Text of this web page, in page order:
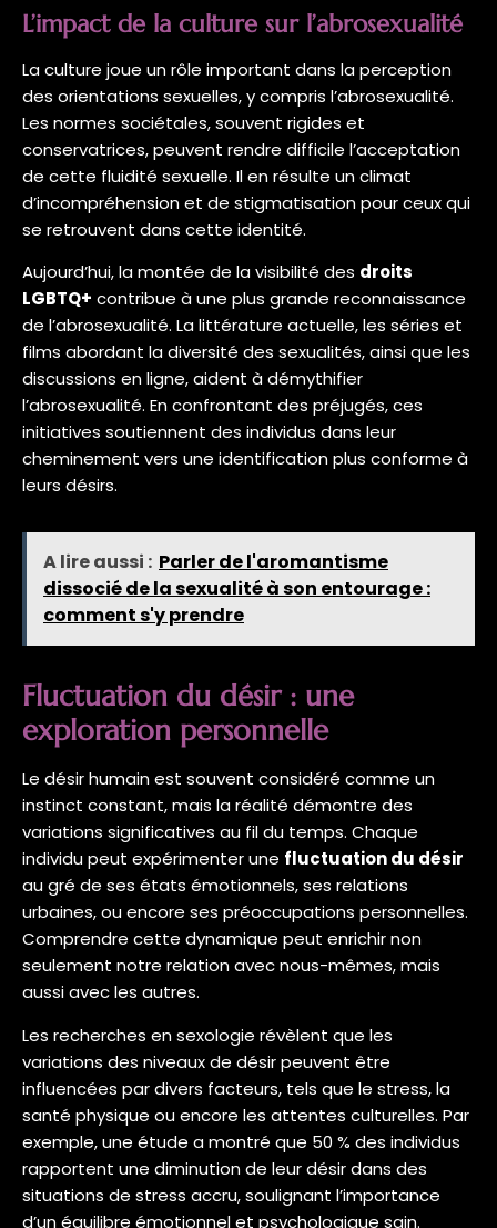
L’impact de la culture sur l’abrosexualité
La culture joue un rôle important dans la perception
des orientations sexuelles, y compris l’abrosexualité.
Les normes sociétales, souvent rigides et
conservatrices, peuvent rendre difficile l’acceptation
de cette fluidité sexuelle. Il en résulte un climat
d’incompréhension et de stigmatisation pour ceux qui
se retrouvent dans cette identité.
Aujourd’hui, la montée de la visibilité des droits
LGBTQ+ contribue à une plus grande reconnaissance
de l’abrosexualité. La littérature actuelle, les séries et
films abordant la diversité des sexualités, ainsi que les
discussions en ligne, aident à démythifier
l’abrosexualité. En confrontant des préjugés, ces
initiatives soutiennent des individus dans leur
cheminement vers une identification plus conforme à
leurs désirs.
A lire aussi : Parler de l'aromantisme
dissocié de la sexualité à son entourage :
comment s'y prendre
Fluctuation du désir : une
exploration personnelle
Le désir humain est souvent considéré comme un
instinct constant, mais la réalité démontre des
variations significatives au fil du temps. Chaque
individu peut expérimenter une fluctuation du désir
au gré de ses états émotionnels, ses relations
urbaines, ou encore ses préoccupations personnelles.
Comprendre cette dynamique peut enrichir non
seulement notre relation avec nous-mêmes, mais
aussi avec les autres.
Les recherches en sexologie révèlent que les
variations des niveaux de désir peuvent être
influencées par divers facteurs, tels que le stress, la
santé physique ou encore les attentes culturelles. Par
exemple, une étude a montré que 50 % des individus
rapportent une diminution de leur désir dans des
situations de stress accru, soulignant l’importance
d’un équilibre émotionnel et psychologique sain.